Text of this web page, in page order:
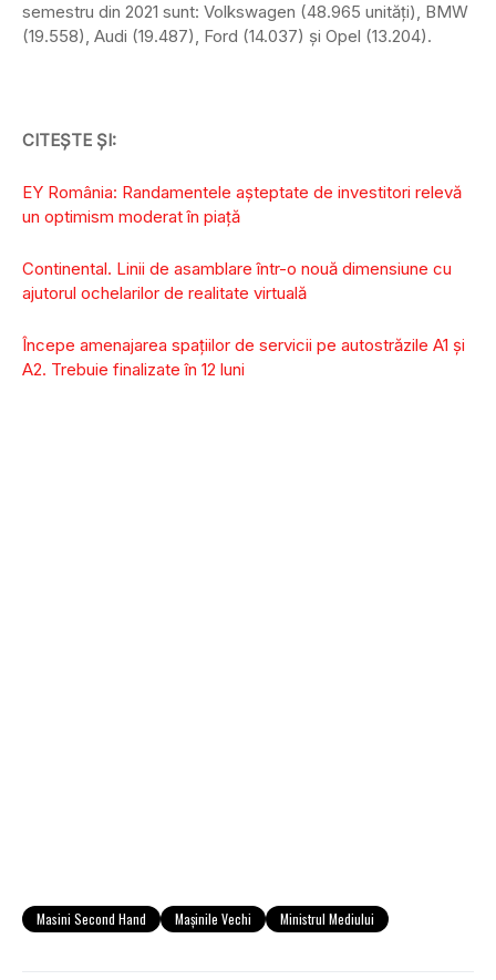
semestru din 2021 sunt: Volkswagen (48.965 unităţi), BMW
(19.558), Audi (19.487), Ford (14.037) şi Opel (13.204).
CITEȘTE ȘI:
EY România: Randamentele așteptate de investitori relevă
un optimism moderat în piață
Continental. Linii de asamblare într-o nouă dimensiune cu
ajutorul ochelarilor de realitate virtuală
Începe amenajarea spaţiilor de servicii pe autostrăzile A1 şi
A2. Trebuie finalizate în 12 luni
Masini Second Hand Maşinile Vechi Ministrul Mediului